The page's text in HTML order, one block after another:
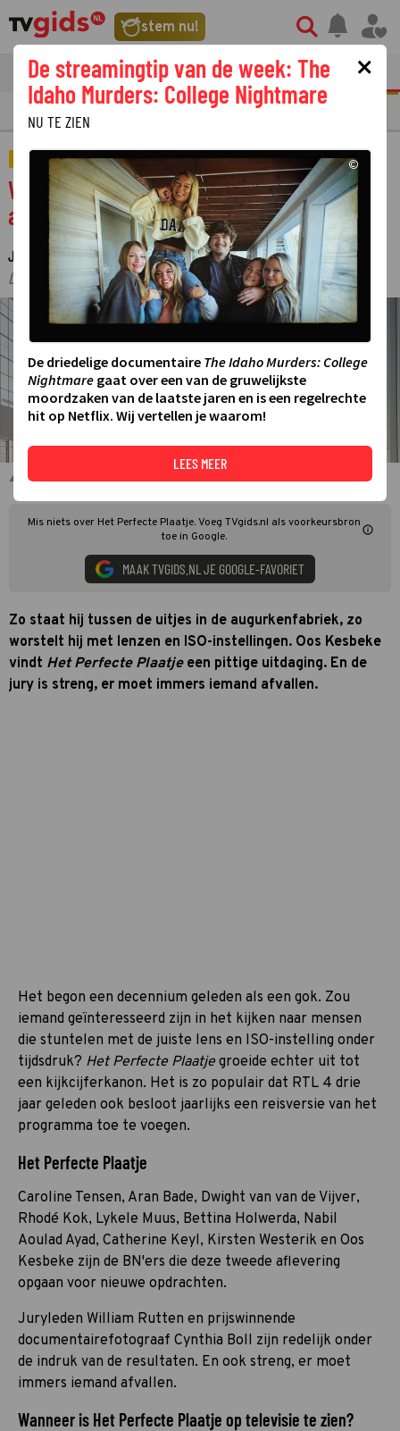
stem nu!
tvgids streaming nieuws
STREAMING
AMUSEMENT
Wie moet er naar huis in de tweede
aflevering van Het Perfecte Plaatje?
JANINE VAN ROODEN·16 OKTOBER 2025 22:00·
LAATSTE UPDATE:17-10-25 22:27
Deelnemers Het Perfecte Plaatje 2025
Mis niets over Het Perfecte Plaatje. Voeg TVgids.nl als voorkeursbron
toe in Google.
MAAK TVGIDS.NL JE GOOGLE-FAVORIET
Zo staat hij tussen de uitjes in de augurkenfabriek, zo
worstelt hij met lenzen en ISO-instellingen. Oos Kesbeke
vindt Het Perfecte Plaatjeeen pittige uitdaging. En de
jury is streng, er moet immers iemand afvallen.
Het begon een decennium geleden als een gok. Zou
iemand geïnteresseerd zijn in het kijken naar mensen
die stuntelen met de juiste lens en ISO-instelling onder
tijdsdruk? Het Perfecte Plaatje groeide echter uit tot
een kijkcijferkanon. Het is zo populair dat RTL 4 drie
jaar geleden ook besloot jaarlijks een reisversie van het
programma toe te voegen.
Het Perfecte Plaatje
Caroline Tensen, Aran Bade, Dwight van van de Vijver,
Rhodé Kok, Lykele Muus, Bettina Holwerda, Nabil
Aoulad Ayad, Catherine Keyl, Kirsten Westerik en Oos
Kesbeke zijn de BN'ers die deze tweede aflevering
opgaan voor nieuwe opdrachten.
Juryleden William Rutten en prijswinnende
documentairefotograaf Cynthia Boll zijn redelijk onder
de indruk van de resultaten. En ook streng, er moet
immers iemand afvallen.
Wanneer is Het Perfecte Plaatje op televisie te zien?
×
De streamingtip van de week: The
Idaho Murders: College Nightmare
NU TE ZIEN
©
De driedelige documentaire The Idaho Murders: College
Nightmare gaat over een van de gruwelijkste
moordzaken van de laatste jaren en is een regelrechte
hit op Netflix. Wij vertellen je waarom!
LEES MEER